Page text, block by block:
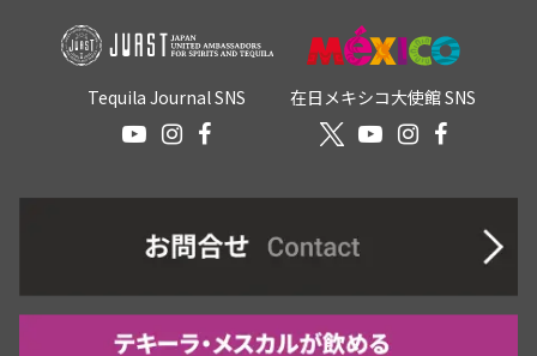
Tequila Journal SNS 在日メキシコ大使館 SNS